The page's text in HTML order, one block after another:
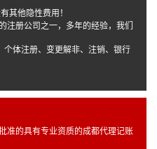
其他隐性费用！
注册公司之一，多年的经验，我们
体注册、变更解非、注销、银行
准的具有专业资质的成都代理记账